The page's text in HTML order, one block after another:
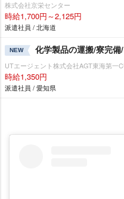
株式会社京栄センター
時給1,700円～2,125円
派遣社員 / 北海道
NEW 化学製品の運搬/寮完
UTエージェント株式会社AGT東海第一
時給1,350円
派遣社員 / 愛知県